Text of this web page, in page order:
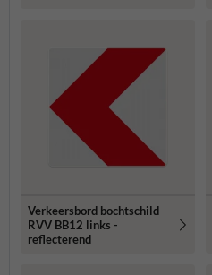
Verkeersbord bochtschild
RVV BB12 links -
reflecterend